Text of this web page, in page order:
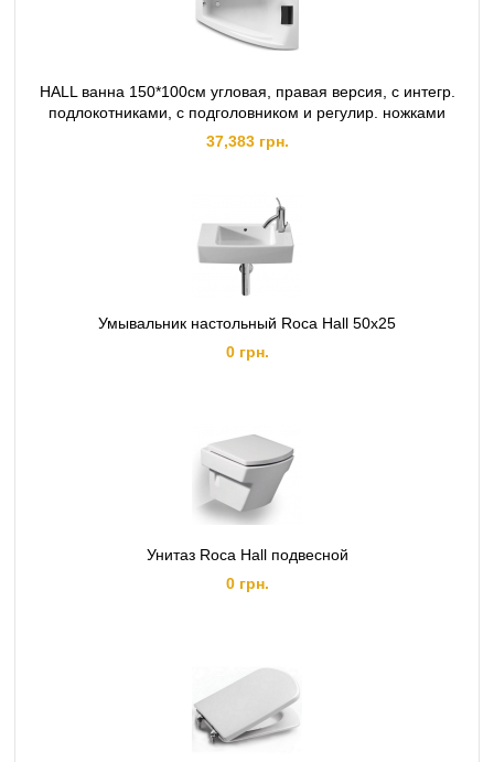
HALL ванна 150*100см угловая, правая версия, с интегр.
подлокотниками, с подголовником и регулир. ножками
37,383 грн.
Умывальник настольный Roca Hall 50x25
0 грн.
Унитаз Roca Hall подвесной
0 грн.